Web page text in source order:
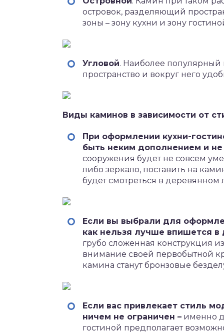
островок, разделяющий
зоны – зону кухни и зону
Угловой. Наиболее популярный
пространство и вокруг него
Виды каминов в зависимости от
При оформлении кухни-
быть неким дополнением и
сооружения будет не совсем
либо зеркало, поставить на
будет смотреться в
Если вы выбрали для
как нельзя лучше впишется в
грубо сложенная конструкция
внимание своей первобытной
камина станут бронзовые
Если вас привлекает стиль
ничем не ограничен – именно
гостиной предполагает